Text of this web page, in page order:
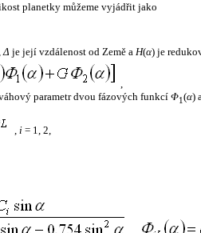
planetky můžeme vyjádřit jako
Δ je její vzdálenost od Země a H(α) je
,
parametr dvou fázových funkcí Φ1(α)
, i = 1, 2,